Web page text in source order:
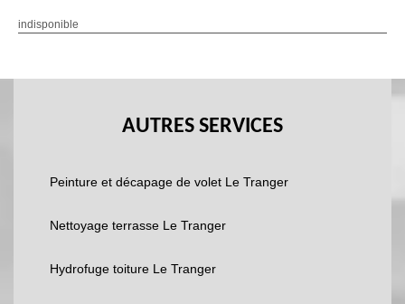
indisponible
AUTRES SERVICES
Peinture et décapage de volet Le Tranger
Nettoyage terrasse Le Tranger
Hydrofuge toiture Le Tranger